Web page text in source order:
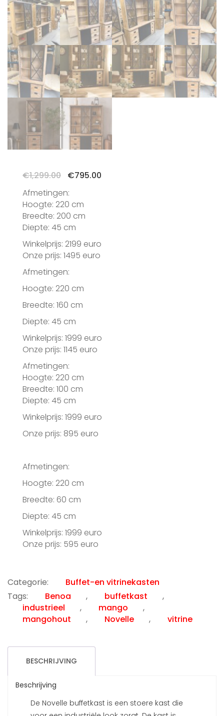
€1,299.00
Oorspronkelijke
was:
€1,299.00.
€795.00
Afmetingen:
Hoogte: 220 cm
Breedte: 200 cm
Diepte: 45 cm
Winkelprijs: 2199 euro
Onze prijs: 1495 euro
Afmetingen:
Hoogte: 220 cm
Breedte: 160 cm
Diepte: 45 cm
Winkelprijs: 1999 euro
Onze prijs: 1145 euro
Afmetingen:
Hoogte: 220 cm
Breedte: 100 cm
Diepte: 45 cm
Winkelprijs: 1999 euro
Onze prijs: 895 euro
Afmetingen:
Hoogte: 220 cm
Breedte: 60 cm
Diepte: 45 cm
Winkelprijs: 1999 euro
Onze prijs: 595 euro
Categorie:
Buffet-en vitrinekasten
Tags:
Benoa , buffetkast
,
industrieel
, mango
,
mangohout
, Novelle , vitrine
BESCHRIJVING
Beschrijving
De Novelle buffetkast is een stoere kast die